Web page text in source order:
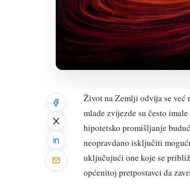
Život na Zemlji odvija se već
mlade zvijezde su često
hipotetsko promišljanje
neopravdano isključiti
uključujući one koje se
općenitoj pretpostavci da